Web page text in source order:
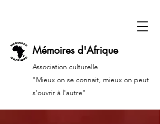
Mémoires d'Afrique
Association culturelle
"Mieux on se connait, mieux on peut
s'ouvrir à l'autre"